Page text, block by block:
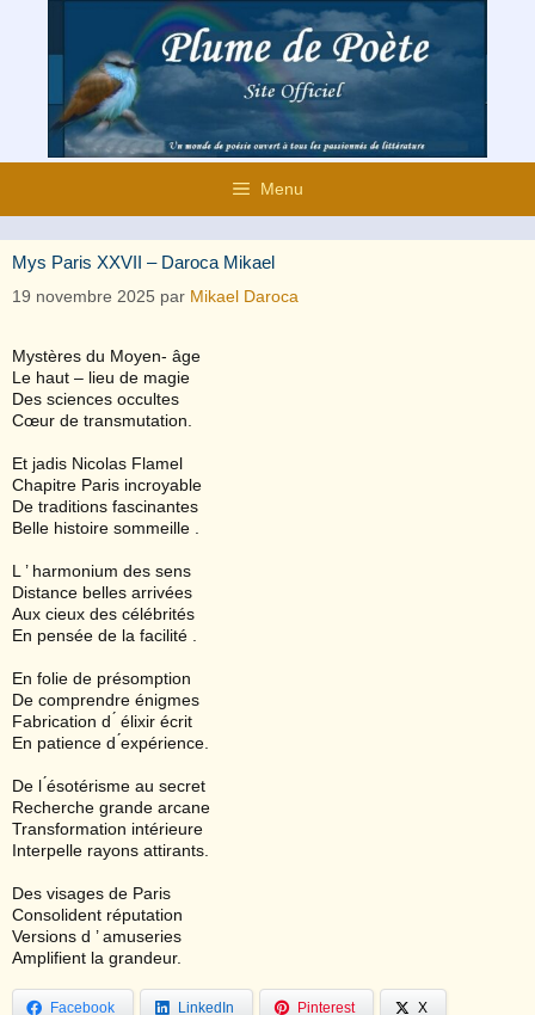
contenu
Menu
Mys Paris XXVII – Daroca Mikael
19 novembre 2025 par Mikael Daroca
Mystères du Moyen- âge
Le haut – lieu de magie
Des sciences occultes
Cœur de transmutation.
Et jadis Nicolas Flamel
Chapitre Paris incroyable
De traditions fascinantes
Belle histoire sommeille .
L ’ harmonium des sens
Distance belles arrivées
Aux cieux des célébrités
En pensée de la facilité .
En folie de présomption
De comprendre énigmes
Fabrication d ́ élixir écrit
En patience d ́expérience.
De l ́ésotérisme au secret
Recherche grande arcane
Transformation intérieure
Interpelle rayons attirants.
Des visages de Paris
Consolident réputation
Versions d ’ amuseries
Amplifient la grandeur.
Facebook LinkedIn Pinterest X